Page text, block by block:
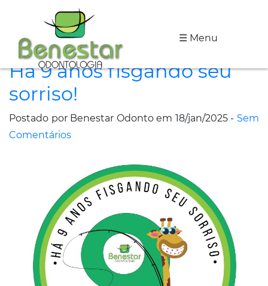
☰ Menu
A
Clínica
Especialidades
Tratamentos
Dicas
de
Saúde
Fale
Conosco
Há 9 anos fisgando seu
sorriso!
Postado por Benestar Odonto em 18/jan/2025 - Sem
Comentários